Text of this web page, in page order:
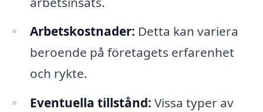
Arbetskostnader: Detta kan variera
beroende på företagets erfarenhet
och rykte.
Eventuella tillstånd: Vissa typer av